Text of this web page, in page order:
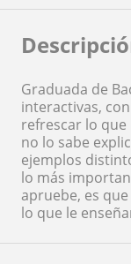
Graduada de
interactivas,
refrescar lo que
no lo sabe
ejemplos
lo más
apruebe, es
lo que le